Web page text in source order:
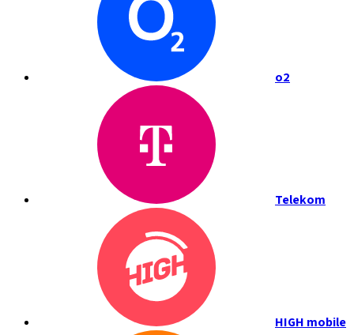
o2
Telekom
HIGH mobile